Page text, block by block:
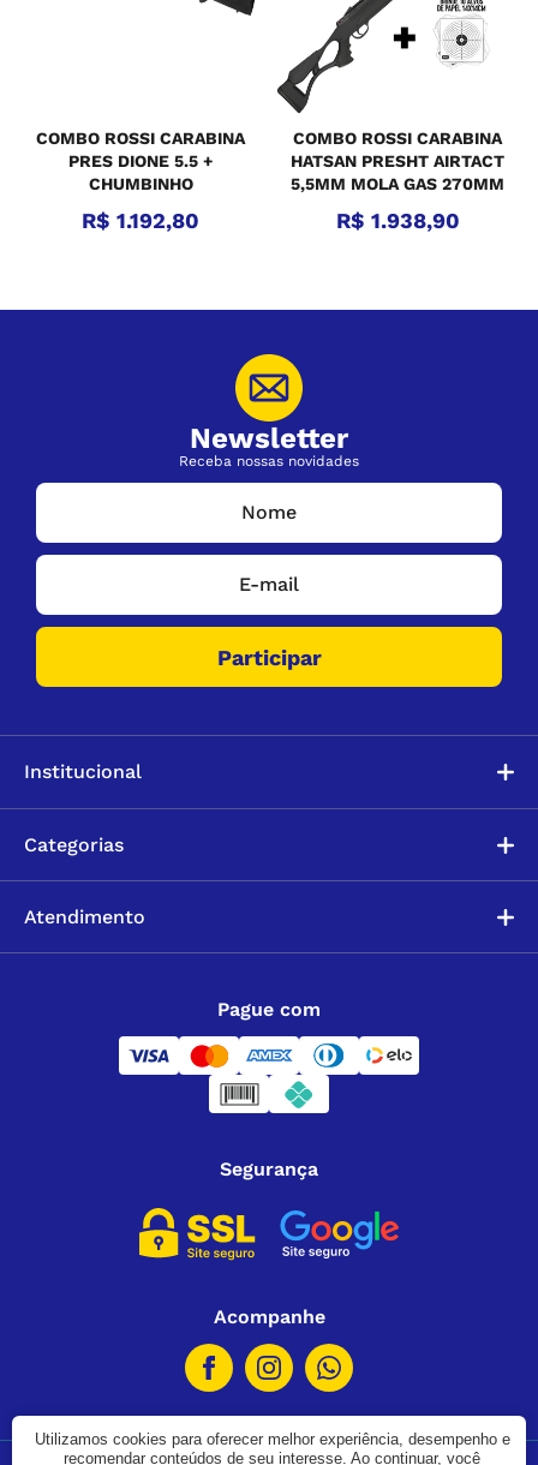
COMBO ROSSI CARABINA
PRES DIONE 5.5 +
CHUMBINHO
R$ 1.192,80
COMBO ROSSI CARABINA
HATSAN PRESHT AIRTACT
5,5MM MOLA GAS 270MM
R$ 1.938,90
Newsletter
Receba nossas novidades
Institucional
Categorias
Atendimento
Pague com
Segurança
Acompanhe
Utilizamos cookies para oferecer melhor experiência, desempenho e
recomendar conteúdos de seu interesse. Ao continuar, você